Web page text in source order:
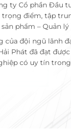
ty Cổ phần Đầu
điểm, tập
phẩm – Quản
của đội ngũ lãnh
Phát đã đạt
có uy tín